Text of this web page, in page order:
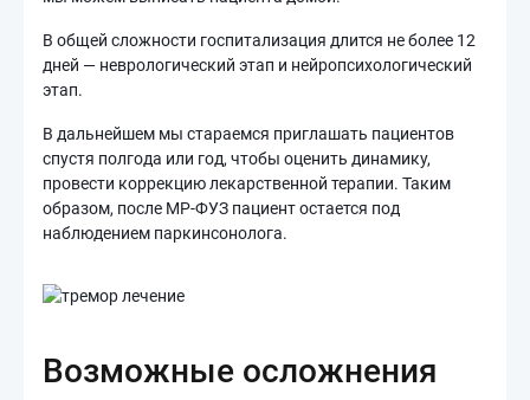
В общей сложности госпитализация длится не более 12
дней — неврологический этап и нейропсихологический
этап.
В дальнейшем мы стараемся приглашать пациентов
спустя полгода или год, чтобы оценить динамику,
провести коррекцию лекарственной терапии. Таким
образом, после МР-ФУЗ пациент остается под
наблюдением паркинсонолога.
Возможные осложнения